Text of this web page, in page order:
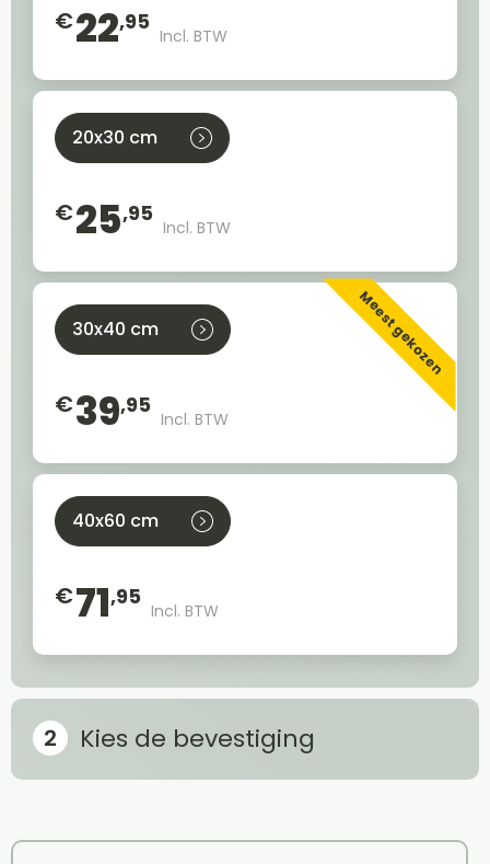
€22,95
Incl. BTW
20x30 cm
€25,95
Incl. BTW
Meest gekozen
30x40 cm
€39,95
Incl. BTW
40x60 cm
€71,95
Incl. BTW
Kies de bevestiging